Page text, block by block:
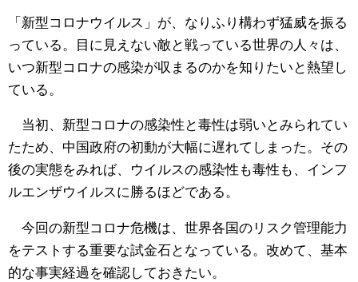
「新型コロナウイルス」が、なりふり構わず猛威を振る
っている。目に見えない敵と戦っている世界の人々は、
いつ新型コロナの感染が収まるのかを知りたいと熱望し
ている。
当初、新型コロナの感染性と毒性は弱いとみられてい
たため、中国政府の初動が大幅に遅れてしまった。その
後の実態をみれば、ウイルスの感染性も毒性も、インフ
ルエンザウイルスに勝るほどである。
今回の新型コロナ危機は、世界各国のリスク管理能力
をテストする重要な試金石となっている。改めて、基本
的な事実経過を確認しておきたい。